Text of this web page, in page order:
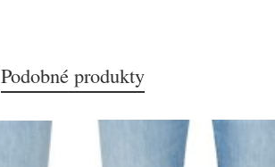
Podobné produkty